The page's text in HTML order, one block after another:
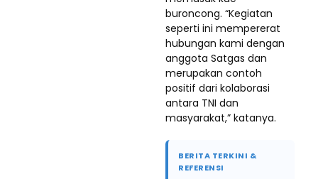
buroncong. “Kegiatan
seperti ini mempererat
hubungan kami dengan
anggota Satgas dan
merupakan contoh
positif dari kolaborasi
antara TNI dan
masyarakat,” katanya.
BERITA TERKINI &
REFERENSI